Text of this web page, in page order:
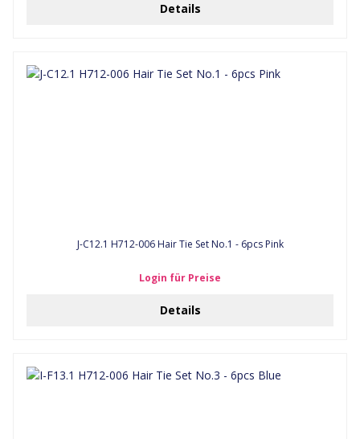
Details
J-C12.1 H712-006 Hair Tie Set No.1 - 6pcs Pink
Login für Preise
Details